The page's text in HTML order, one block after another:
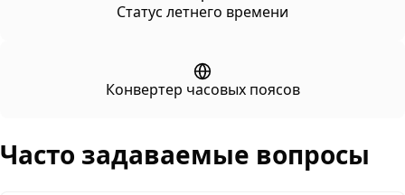
Статус летнего времени
Конвертер часовых поясов
Часто задаваемые вопросы